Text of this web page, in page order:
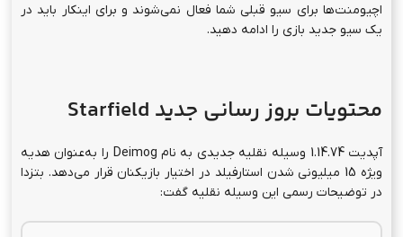
اچیومنت‌ها برای سیو قبلی شما فعال نمی‌شوند و برای اینکار باید در
یک سیو جدید بازی را ادامه دهید.
محتویات بروز رسانی جدید Starfield
آپدیت 1.14.74 وسیله نقلیه جدیدی به نام Deimog را به‌عنوان هدیه
ویژه‌ 15 میلیونی شدن استارفیلد در اختیار بازیکنان قرار می‌دهد. بتزدا
در توضیحات رسمی این وسیله نقلیه گفت: